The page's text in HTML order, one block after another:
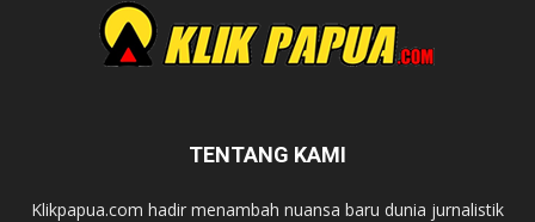
TENTANG KAMI
Klikpapua.com hadir menambah nuansa baru dunia jurnalistik